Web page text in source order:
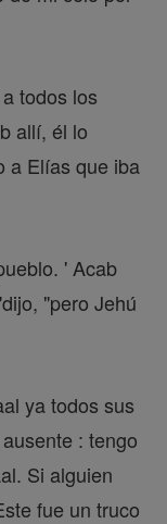
todos los
allí, él lo
a Elías que iba
' Acab
"pero Jehú
ya todos sus
: tengo
Si alguien
fue un truco